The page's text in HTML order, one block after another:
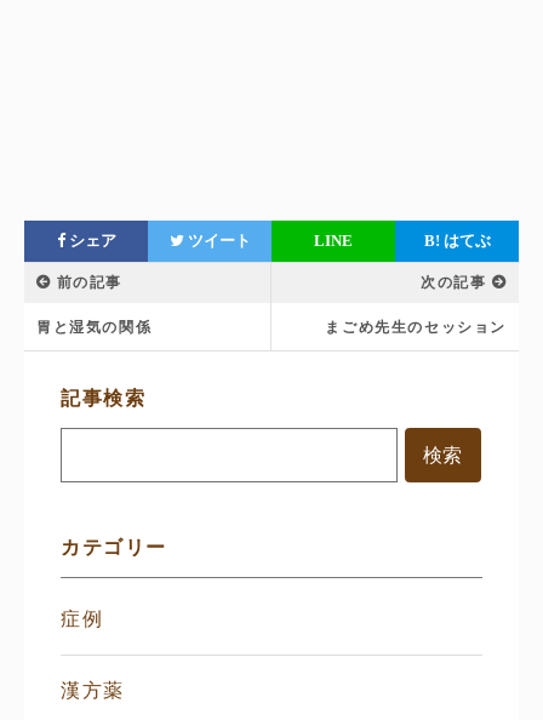
シェア ツイート LINE B! はてぶ
前の記事
胃と湿気の関係
次の記事
まごめ先生のセッション
サ
ニ
記事検索
カテゴリー
症例
漢方薬